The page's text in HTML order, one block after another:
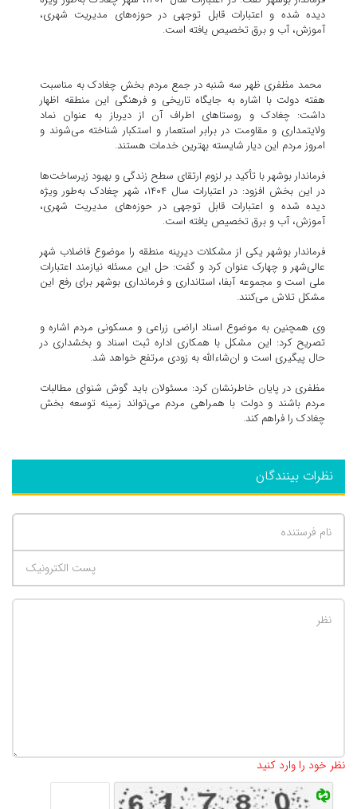
دیده شده و اعتبارات قابل توجهی در حوزه‌های مدیریت شهری،
آموزش، آب و برق تخصیص یافته است.
محمد مظفری ظهر سه شنبه در جمع مردم بخش چغادک به مناسبت
هفته دولت با اشاره به جایگاه تاریخی و فرهنگی این منطقه اظهار
داشت: چغادک و روستاهای اطراف آن از دیرباز به عنوان نماد
ولایتمداری و مقاومت در برابر استعمار و استکبار شناخته می‌شوند و
امروز مردم این دیار شایسته بهترین خدمات هستند.
فرماندار بوشهر با تأکید بر لزوم ارتقای سطح زندگی و بهبود زیرساخت‌ها
در این بخش افزود: در اعتبارات سال ۱۴۰۴، شهر چغادک به‌طور ویژه
دیده شده و اعتبارات قابل توجهی در حوزه‌های مدیریت شهری،
آموزش، آب و برق تخصیص یافته است.
فرماندار بوشهر یکی از مشکلات دیرینه منطقه را موضوع فاضلاب شهر
عالی‌شهر و چهارک عنوان کرد و گفت: حل این مسئله نیازمند اعتبارات
ملی است و مجموعه آبفا، استانداری و فرمانداری بوشهر برای رفع این
مشکل تلاش می‌کنند.
وی همچنین به موضوع اسناد اراضی زراعی و مسکونی مردم اشاره و
تصریح کرد: این مشکل با همکاری اداره ثبت اسناد و بخشداری در
حال پیگیری است و ان‌شاءالله به زودی مرتفع خواهد شد.
مظفری در پایان خاطرنشان کرد: مسئولان باید گوش شنوای مطالبات
مردم باشند و دولت با همراهی مردم می‌تواند زمینه توسعه بخش
چغادک را فراهم کند.
نظرات بینندگان
نظر خود را وارد کنید